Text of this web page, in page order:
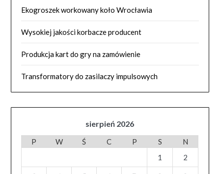
Ekogroszek workowany koło Wrocławia
Wysokiej jakości korbacze producent
Produkcja kart do gry na zamówienie
Transformatory do zasilaczy impulsowych
sierpień 2026
P W Ś C P S
N
1
2